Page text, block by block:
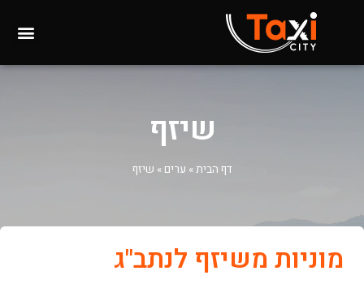
שיזף
דף הבית» ערים » שיזף
מוניות משיזף לנתב"ג